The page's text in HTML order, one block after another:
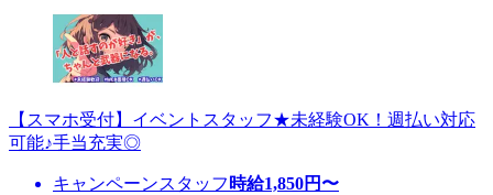
【スマホ受付】イベントスタッフ★未経験OK！週払い対応
可能♪手当充実◎
キャンペーンスタッフ 時給1,850円〜